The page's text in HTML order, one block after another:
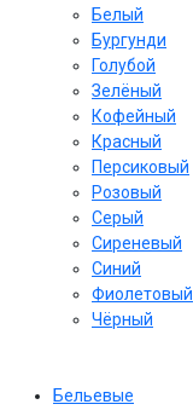
Белый
Бургунди
Голубой
Зелёный
Кофейный
Красный
Персиковый
Розовый
Серый
Сиреневый
Cиний
Фиолетовый
Чёрный
Бельевые